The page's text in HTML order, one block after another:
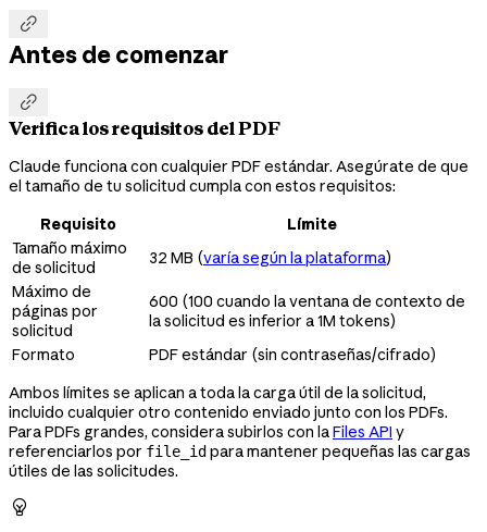

Antes de comenzar

Verifica los requisitos del PDF
Claude funciona con cualquier PDF estándar. Asegúrate de que
el tamaño de tu solicitud cumpla con estos requisitos:
Requisito
Límite
Tamaño máximo
de solicitud
32 MB (varía según la plataforma)
Máximo de
páginas por
solicitud
600 (100 cuando la ventana de contexto de
la solicitud es inferior a 1M tokens)
Formato
PDF estándar (sin contraseñas/cifrado)
Ambos límites se aplican a toda la carga útil de la solicitud,
incluido cualquier otro contenido enviado junto con los PDFs.
Para PDFs grandes, considera subirlos con laFiles API y
referenciarlos por file_id para mantener pequeñas las cargas
útiles de las solicitudes.
